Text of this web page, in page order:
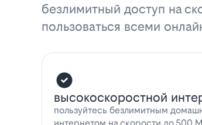
безлимитный доступ на
пользоваться всеми
высокоскоростной
пользуйтесь безлимитным